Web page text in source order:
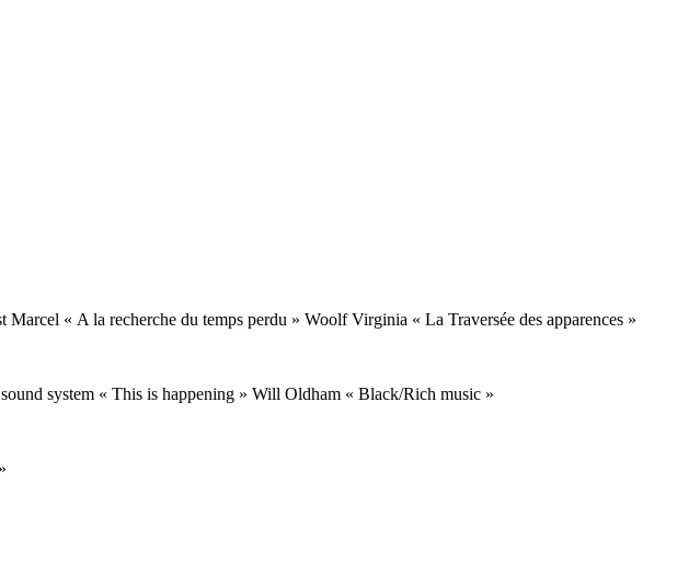
« A la recherche du temps perdu » Woolf Virginia « La Traversée des apparences »
system « This is happening » Will Oldham « Black/Rich music »